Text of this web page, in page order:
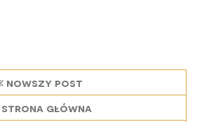
nowszy post
strona główna